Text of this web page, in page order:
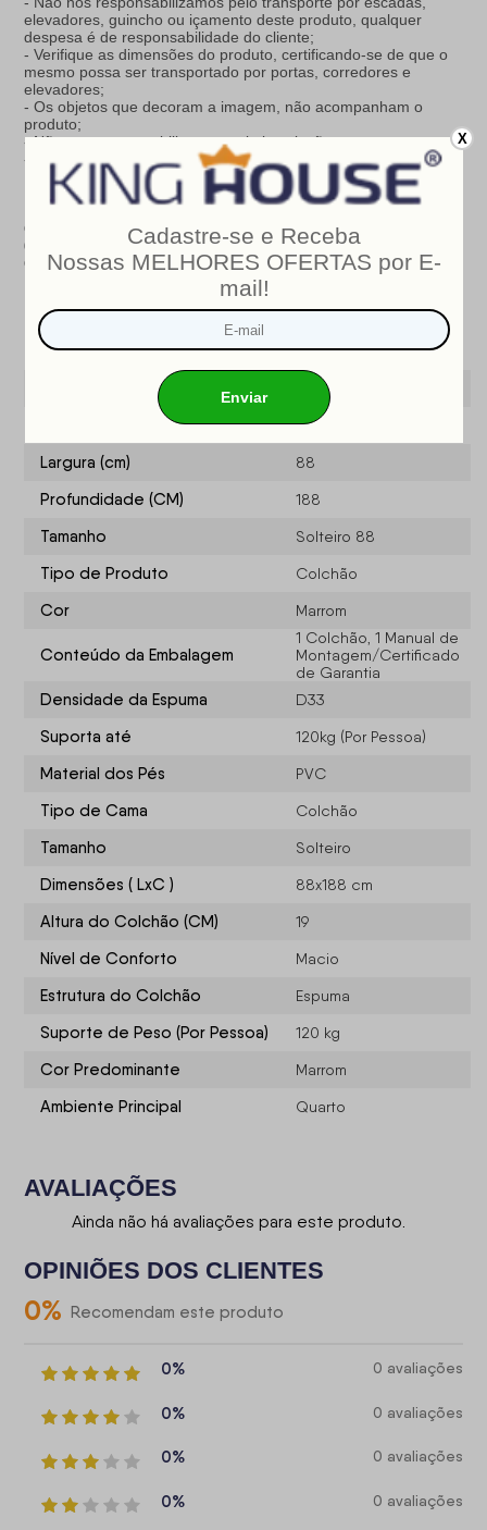
elevadores, guincho ou içamento deste produto, qualquer
despesa é de responsabilidade do cliente;
- Verifique as dimensões do produto, certificando-se de que o
mesmo possa ser transportado por portas, corredores e
elevadores;
- Os objetos que decoram a imagem, não acompanham o
produto;
- Não nos responsabilizamos pela instalação e montagem;
- Prestamos assistência somente por defeitos de fabricação.
Nosso produto é certificado peloINMETRO!
CERTIFICADO DE CONFORMIDADE NÚMERO:
02/2019
OCP: 003
Especificações do produto
Chicago
King House ®
Largura (cm) 88
Profundidade (CM) 188
Tamanho Solteiro 88
Tipo de Produto Colchão
Cor Marrom
Conteúdo da Embalagem
1 Colchão, 1 Manual de
Montagem/Certificado
de Garantia
Densidade da Espuma D33
Suporta até 120kg (Por Pessoa)
Material dos Pés PVC
Tipo de Cama Colchão
Tamanho Solteiro
Dimensões ( LxC ) 88x188 cm
Altura do Colchão (CM) 19
Nível de Conforto Macio
Estrutura do Colchão Espuma
Suporte de Peso (Por Pessoa) 120 kg
Cor Predominante Marrom
Ambiente Principal Quarto
AVALIAÇÕES
Ainda não há avaliações para este produto.
OPINIÕES DOS CLIENTES
0% Recomendam este produto
0% 0 avaliações
0% 0 avaliações
0% 0 avaliações
0% 0 avaliações
X